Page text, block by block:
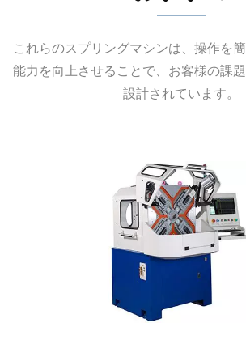
これらのスプリングマシンは、操作を
能力を向上させることで、お客様の課
設計されています。